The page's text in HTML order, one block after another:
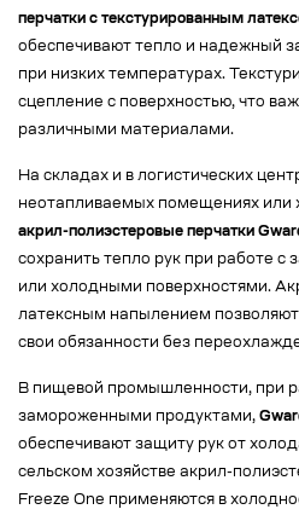
перчатки с текстурированным
обеспечивают тепло и надежный
при низких температурах.
сцепление с поверхностью, что
различными материалами.
На складах и в логистических
неотапливаемых помещениях или
акрил-полиэстеровые перчатки
сохранить тепло рук при работе
или холодными поверхностями.
латексным напылением
свои обязанности без
В пищевой промышленности, при
замороженными продуктами,
обеспечивают защиту рук от
сельском хозяйстве акрил-
Freeze One применяются в